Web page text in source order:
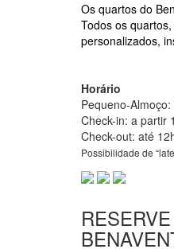
Os quartos do
Todos os
personalizados,
Horário
Pequeno-
Check-in: a partir
Check-out: até
Possibilidade de